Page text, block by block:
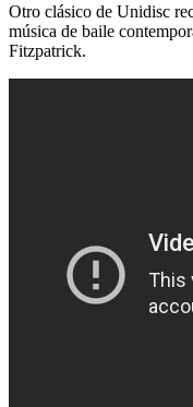
Otro clásico de Unidisc
música de baile
Fitzpatrick.